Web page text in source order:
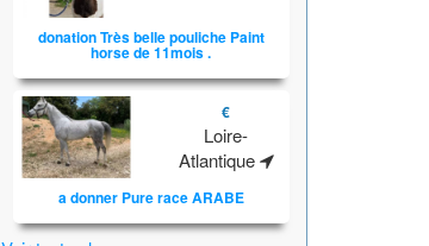
donation Très belle pouliche Paint
horse de 11mois .
€
Loire-
Atlantique
a donner Pure race ARABE